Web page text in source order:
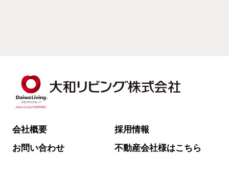
会社概要
採用情報
お問い合わせ
不動産会社様はこちら